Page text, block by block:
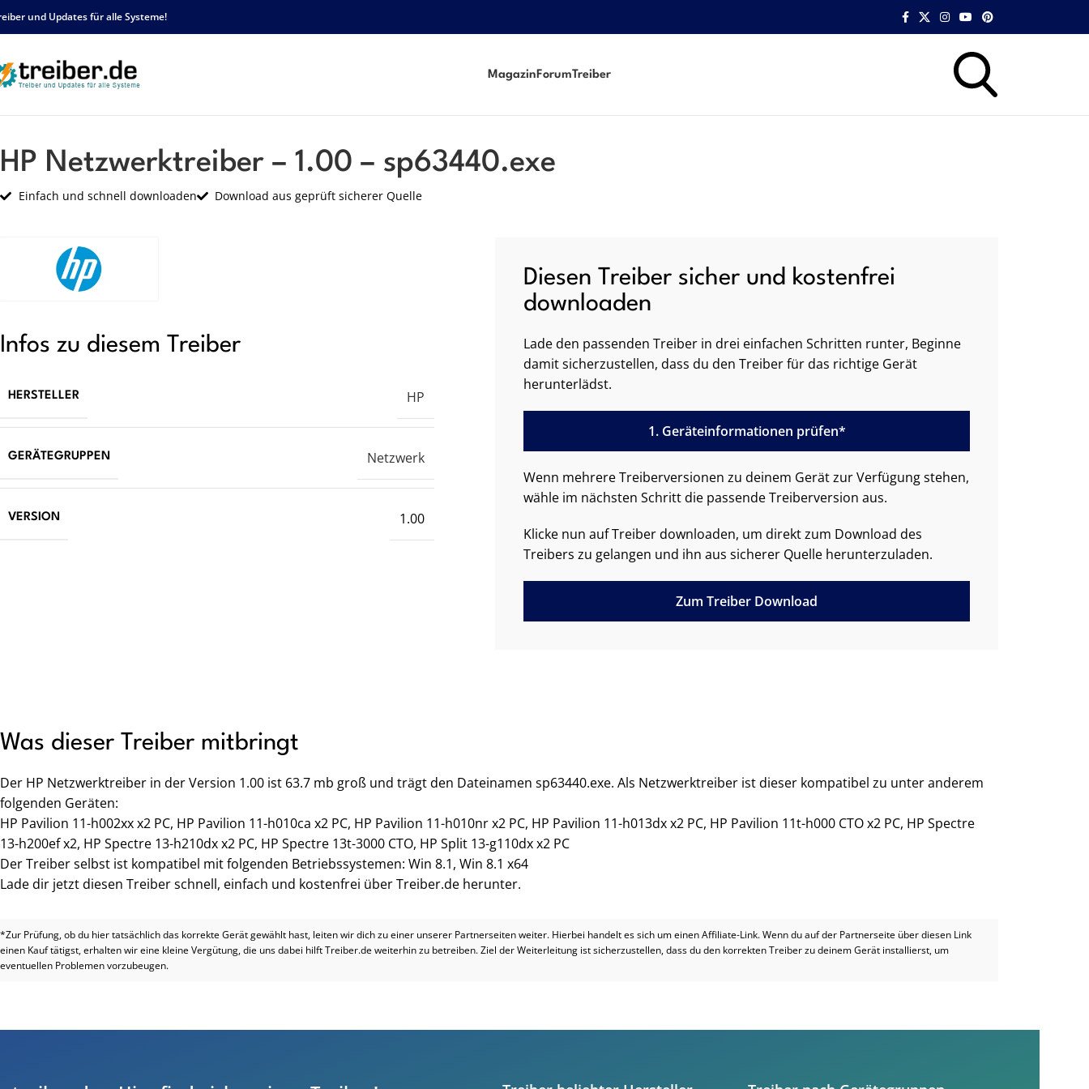
und Updates für alle Systeme!
Magazin ForumTreiber
HP Netzwerktreiber – 1.00 – sp63440.exe
Einfach und schnell downloaden Download aus geprüft sicherer Quelle
Infos zu diesem Treiber
HERSTELLER HP
GERÄTEGRUPPEN Netzwerk
VERSION 1.00
Diesen Treiber sicher und kostenfrei
downloaden
Lade den passenden Treiber in drei einfachen Schritten runter, Beginne
damit sicherzustellen, dass du den Treiber für das richtige Gerät
herunterlädst.
1. Geräteinformationen prüfen*
Wenn mehrere Treiberversionen zu deinem Gerät zur Verfügung stehen,
wähle im nächsten Schritt die passende Treiberversion aus.
Klicke nun auf Treiber downloaden, um direkt zum Download des
Treibers zu gelangen und ihn aus sicherer Quelle herunterzuladen.
Zum Treiber Download
Was dieser Treiber mitbringt
Der HP Netzwerktreiber in der Version 1.00 ist 63.7 mb groß und trägt den Dateinamen sp63440.exe. Als Netzwerktreiber ist dieser kompatibel zu unter anderem
folgenden Geräten:
HP Pavilion 11-h002xx x2 PC, HP Pavilion 11-h010ca x2 PC, HP Pavilion 11-h010nr x2 PC, HP Pavilion 11-h013dx x2 PC, HP Pavilion 11t-h000 CTO x2 PC, HP Spectre
13-h200ef x2, HP Spectre 13-h210dx x2 PC, HP Spectre 13t-3000 CTO, HP Split 13-g110dx x2 PC
Der Treiber selbst ist kompatibel mit folgenden Betriebssystemen: Win 8.1, Win 8.1 x64
Lade dir jetzt diesen Treiber schnell, einfach und kostenfrei über Treiber.de herunter.
*Zur Prüfung, ob du hier tatsächlich das korrekte Gerät gewählt hast, leiten wir dich zu einer unserer Partnerseiten weiter. Hierbei handelt es sich um einen Affiliate-Link. Wenn du auf der Partnerseite über diesen Link
einen Kauf tätigst, erhalten wir eine kleine Vergütung, die uns dabei hilft Treiber.de weiterhin zu betreiben. Ziel der Weiterleitung ist sicherzustellen, dass du den korrekten Treiber zu deinem Gerät installierst, um
eventuellen Problemen vorzubeugen.